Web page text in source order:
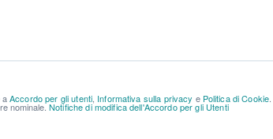
aAccordo per gli utenti Informativa sulla privacy e Politica di Cookie
nominale.Notifiche di modifica dell'Accordo per gli Utenti